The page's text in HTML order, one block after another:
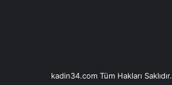
kadin34.com Tüm Hakları Saklıdır.